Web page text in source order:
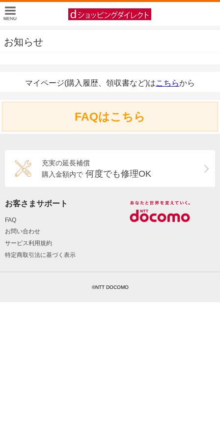
お知らせ
マイページ(購入履歴、領収書など)はこちらから
FAQはこちら
充実の延長補償
購入金額内で 何度でも修理OK
お客さまサポート
FAQ
お問い合わせ
サービス利用規約
特定商取引法に基づく表示
©NTT DOCOMO